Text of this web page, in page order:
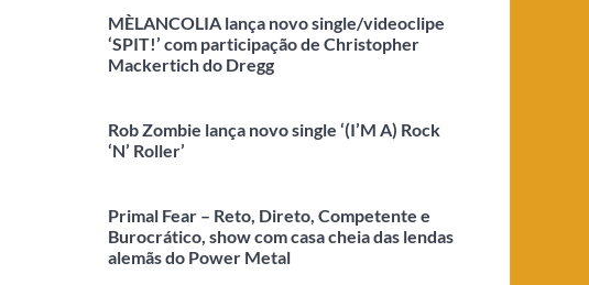
MÈLANCOLIA lança novo single/videoclipe
‘SPIT!’ com participação de Christopher
Mackertich do Dregg
Rob Zombie lança novo single ‘(I’M A) Rock
‘N’ Roller’
Primal Fear – Reto, Direto, Competente e
Burocrático, show com casa cheia das lendas
alemãs do Power Metal